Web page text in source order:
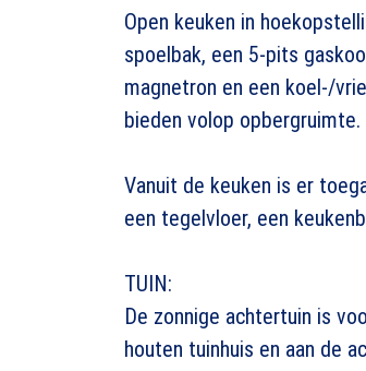
Open keuken in
spoelbak, een 5-pits
magnetron en een koel-/
bieden volop opbergruimte.
Vanuit de keuken is er
een tegelvloer, een
TUIN:
De zonnige achtertuin is
houten tuinhuis en aan de